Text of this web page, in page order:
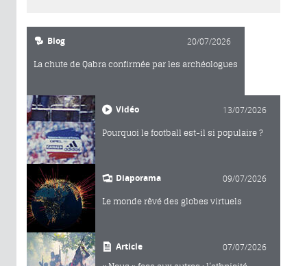
Blog 20/07/2026
La chute de Qabra confirmée par les archéologues
Vidéo 13/07/2026
Pourquoi le football est-il si populaire ?
Diaporama 09/07/2026
Le monde rêvé des globes virtuels
Article 07/07/2026